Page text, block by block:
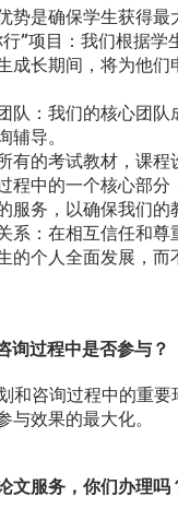
势是确保学生获得最
”项目：​我们根据
成长期间，将为他
队：我们的核心团
辅导。
有的考试教材，课
程中的一个核心部
服务，以确保我们的
系：在相互信任和
的个人全面发展，
询过程中是否参与？
和咨询过程中的重
与效果的最大化。
文服务，你们办理吗